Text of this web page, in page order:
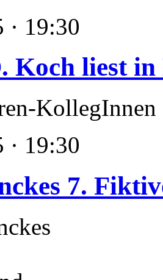
· 19:30
Koch liest in
KollegInnen
· 19:30
7.